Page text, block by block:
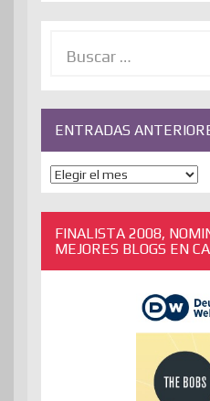
ENTRADAS
ENTRADAS
ANTERIORES
FINALISTA 2008,
MEJORES BLOGS EN